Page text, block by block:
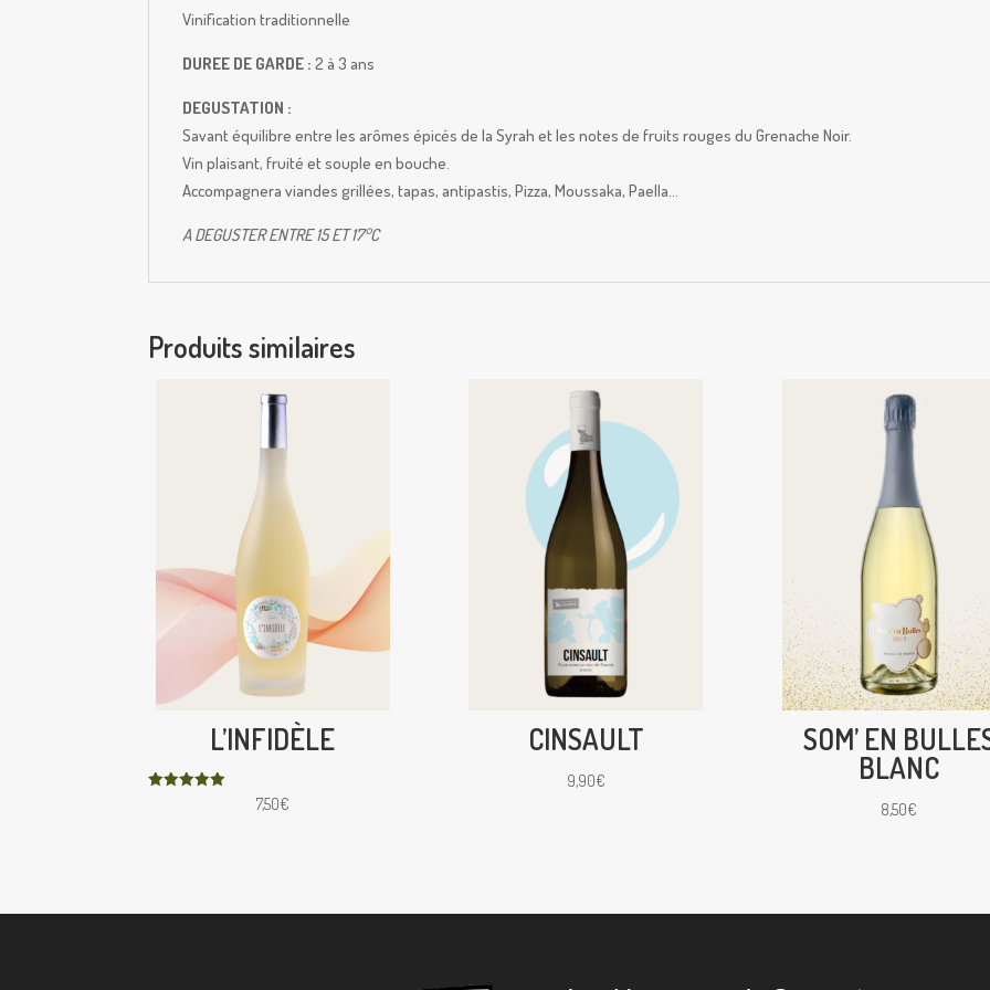
Vinification traditionnelle
DUREE DE GARDE : 2 à 3 ans
DEGUSTATION :
Savant équilibre entre les arômes épicés de la Syrah et les notes de fruits rouges du Grenache Noir.
Vin plaisant, fruité et souple en bouche.
Accompagnera viandes grillées, tapas, antipastis, Pizza, Moussaka, Paella…
A DEGUSTER ENTRE 15 ET 17°C
Produits similaires
L’INFIDÈLE
7,50€
CINSAULT
9,90€
SOM’ EN
BLANC
8,50€